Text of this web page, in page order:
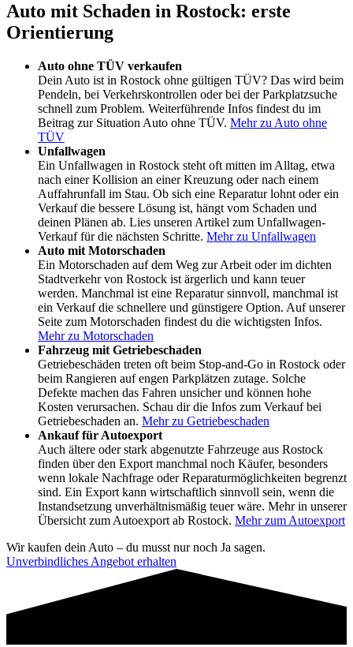
Auto mit Schaden in Rostock: erste
Orientierung
Auto ohne TÜV verkaufen
Dein Auto ist in Rostock ohne gültigen TÜV? Das wird beim
Pendeln, bei Verkehrskontrollen oder bei der Parkplatzsuche
schnell zum Problem. Weiterführende Infos findest du im
Beitrag zur Situation Auto ohne TÜV. Mehr zu Auto ohne
TÜV
Unfallwagen
Ein Unfallwagen in Rostock steht oft mitten im Alltag, etwa
nach einer Kollision an einer Kreuzung oder nach einem
Auffahrunfall im Stau. Ob sich eine Reparatur lohnt oder ein
Verkauf die bessere Lösung ist, hängt vom Schaden und
deinen Plänen ab. Lies unseren Artikel zum Unfallwagen-
Verkauf für die nächsten Schritte. Mehr zu Unfallwagen
Auto mit Motorschaden
Ein Motorschaden auf dem Weg zur Arbeit oder im dichten
Stadtverkehr von Rostock ist ärgerlich und kann teuer
werden. Manchmal ist eine Reparatur sinnvoll, manchmal ist
ein Verkauf die schnellere und günstigere Option. Auf unserer
Seite zum Motorschaden findest du die wichtigsten Infos.
Mehr zu Motorschaden
Fahrzeug mit Getriebeschaden
Getriebeschäden treten oft beim Stop-and-Go in Rostock oder
beim Rangieren auf engen Parkplätzen zutage. Solche
Defekte machen das Fahren unsicher und können hohe
Kosten verursachen. Schau dir die Infos zum Verkauf bei
Getriebeschaden an. Mehr zu Getriebeschaden
Ankauf für Autoexport
Auch ältere oder stark abgenutzte Fahrzeuge aus Rostock
finden über den Export manchmal noch Käufer, besonders
wenn lokale Nachfrage oder Reparaturmöglichkeiten begrenzt
sind. Ein Export kann wirtschaftlich sinnvoll sein, wenn die
Instandsetzung unverhältnismäßig teuer wäre. Mehr in unserer
Übersicht zum Autoexport ab Rostock. Mehr zum Autoexport
Wir kaufen dein Auto – du musst nur noch Ja sagen.
Unverbindliches Angebot erhalten